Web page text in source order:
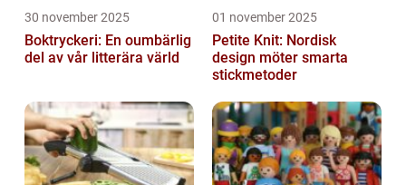
30 november 2025
Boktryckeri: En oumbärlig
del av vår litterära värld
01 november 2025
Petite Knit: Nordisk
design möter smarta
stickmetoder